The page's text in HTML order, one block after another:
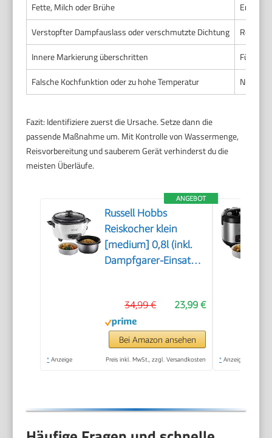
Fette, Milch oder Brühe
Erhöhe
Verstopfter Dampfauslass oder verschmutzte Dichtung
Innere Markierung überschritten
Fülle
Falsche Kochfunktion oder zu hohe Temperatur
Nutze
Fazit: Identifiziere zuerst die Ursache. Setze dann die
passende Maßnahme um. Mit Kontrolle von Wassermenge,
Reisvorbereitung und sauberem Gerät verhinderst du die
meisten Überläufe.
ANGEBOT
Russell Hobbs
Reiskocher klein
[medium] 0,8l (inkl.
Dampfgarer-Einsatz,
Gartopf, Reislöffel &
Messbecher)
Schongarer für
Gemüse & Fisch
23,99 €
34,99 €
Bei Amazon ansehen
* Anzeige Preis inkl. MwSt., zzgl. Versandkosten * Anzeige